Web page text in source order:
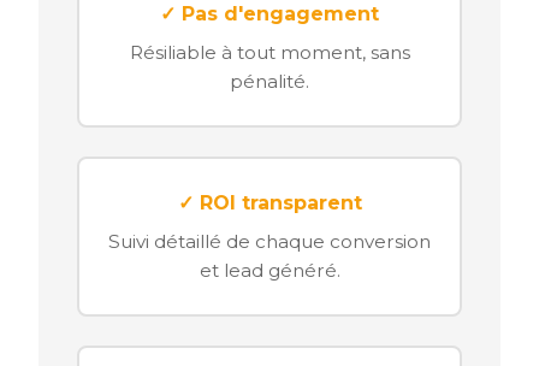
✓ Pas d'engagement
Résiliable à tout moment, sans
pénalité.
✓ ROI transparent
Suivi détaillé de chaque conversion
et lead généré.